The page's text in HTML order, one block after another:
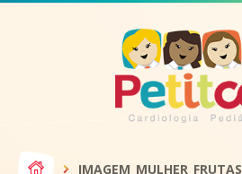
IMAGEM_MULHER_FRUTAS